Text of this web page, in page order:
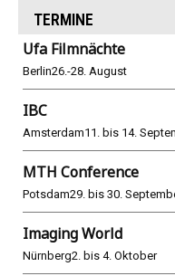
TERMINE
Ufa Filmnächte
Berlin26.-28. August
IBC
Amsterdam11. bis 14.
MTH Conference
Potsdam29. bis 30.
Imaging World
Nürnberg2. bis 4. Oktober